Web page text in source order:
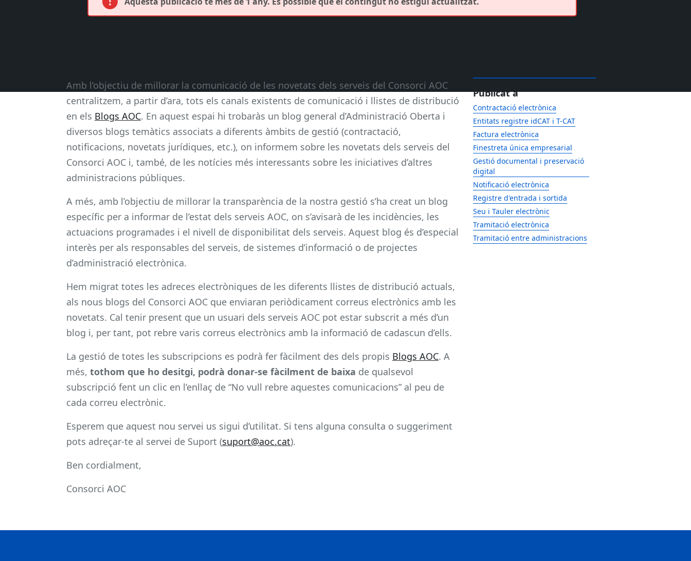
Amb l’objectiu de millorar la comunicació de les novetats dels serveis del Consorci AOC
centralitzem, a partir d’ara, tots els canals existents de comunicació i llistes de distribució
en els Blogs AOC. En aquest espai hi trobaràs un blog general d’Administració Oberta i
diversos blogs temàtics associats a diferents àmbits de gestió (contractació,
notificacions, novetats jurídiques, etc.), on informem sobre les novetats dels serveis del
Consorci AOC i, també, de les notícies més interessants sobre les iniciatives d’altres
administracions públiques.
A més, amb l’objectiu de millorar la transparència de la nostra gestió s’ha creat un blog
específic per a informar de l’estat dels serveis AOC, on s’avisarà de les incidències, les
actuacions programades i el nivell de disponibilitat dels serveis. Aquest blog és d’especial
interès per als responsables del serveis, de sistemes d’informació o de projectes
d’administració electrònica.
Hem migrat totes les adreces electròniques de les diferents llistes de distribució actuals,
als nous blogs del Consorci AOC que enviaran periòdicament correus electrònics amb les
novetats. Cal tenir present que un usuari dels serveis AOC pot estar subscrit a més d’un
blog i, per tant, pot rebre varis correus electrònics amb la informació de cadascun d’ells.
La gestió de totes les subscripcions es podrà fer fàcilment des dels propis Blogs AOC. A
més, tothom que ho desitgi, podrà donar-se fàcilment de baixa de qualsevol
subscripció fent un clic en l’enllaç de “No vull rebre aquestes comunicacions” al peu de
cada correu electrònic.
Esperem que aquest nou servei us sigui d’utilitat. Si tens alguna consulta o suggeriment
pots adreçar-te al servei de Suport (suport@aoc.cat).
Ben cordialment,
Consorci AOC
Publicat a
Contractació electrònica
Entitats registre idCAT i T-CAT
Factura electrònica
Finestreta única empresarial
Gestió documental i preservació
digital
Notificació electrònica
Registre d'entrada i sortida
Seu i Tauler electrònic
Tramitació electrònica
Tramitació entre administracions